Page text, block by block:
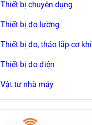
Thiết bị chuyên dụng
Thiết bị đo lường
Thiết bị đo, tháo lắp cơ khí
Thiết bị đo điện
Vật tư nhà máy